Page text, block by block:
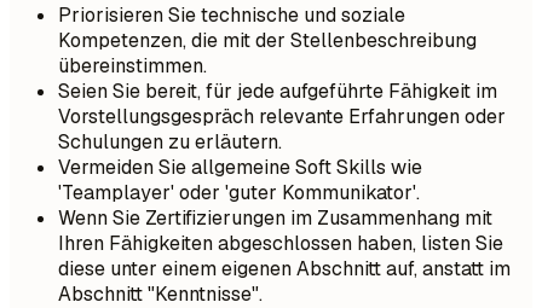
Priorisieren Sie technische und soziale
Kompetenzen, die mit der Stellenbeschreibung
übereinstimmen.
Seien Sie bereit, für jede aufgeführte Fähigkeit im
Vorstellungsgespräch relevante Erfahrungen oder
Schulungen zu erläutern.
Vermeiden Sie allgemeine Soft Skills wie
'Teamplayer' oder 'guter Kommunikator'.
Wenn Sie Zertifizierungen im Zusammenhang mit
Ihren Fähigkeiten abgeschlossen haben, listen Sie
diese unter einem eigenen Abschnitt auf, anstatt im
Abschnitt "Kenntnisse".